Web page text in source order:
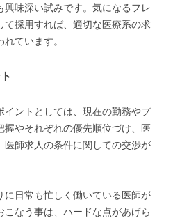
味深い試みです。気になるフレ
て採用すれば、適切な医療系の求
ています。
イントとしては、現在の勤務やプ
握やそれぞれの優先順位づけ、医
医師求人の条件に関しての交渉が
に日常も忙しく働いている医師が
こなう事は、ハードな点があげら